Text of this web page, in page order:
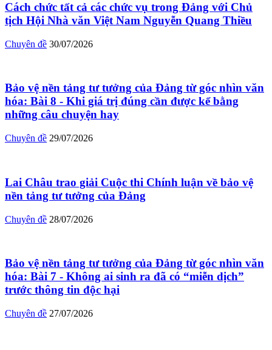
Cách chức tất cả các chức vụ trong Đảng với Chủ
tịch Hội Nhà văn Việt Nam Nguyễn Quang Thiều
Chuyên đề 30/07/2026
Bảo vệ nền tảng tư tưởng của Đảng từ góc nhìn văn
hóa: Bài 8 - Khi giá trị đúng cần được kể bằng
những câu chuyện hay
Chuyên đề 29/07/2026
Lai Châu trao giải Cuộc thi Chính luận về bảo vệ
nền tảng tư tưởng của Đảng
Chuyên đề 28/07/2026
Bảo vệ nền tảng tư tưởng của Đảng từ góc nhìn văn
hóa: Bài 7 - Không ai sinh ra đã có “miễn dịch”
trước thông tin độc hại
Chuyên đề 27/07/2026